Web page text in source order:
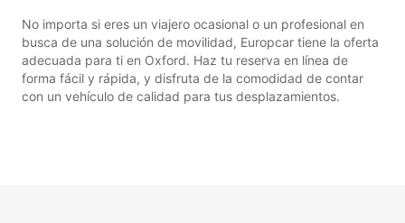
No importa si eres un viajero ocasional o un profesional en
busca de una solución de movilidad, Europcar tiene la oferta
adecuada para ti en Oxford. Haz tu reserva en línea de
forma fácil y rápida, y disfruta de la comodidad de contar
con un vehículo de calidad para tus desplazamientos.